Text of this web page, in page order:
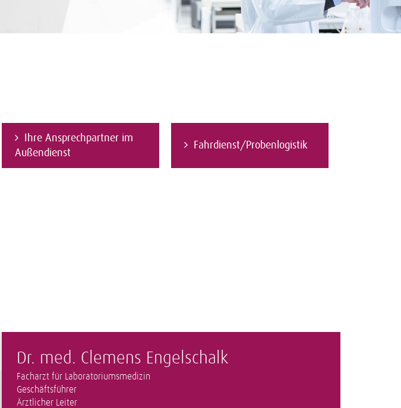
Ihre Ansprechpartner im
Außendienst
Fahrdienst/Probenlogistik
Dr. med. Clemens Engelschalk
Facharzt für Laboratoriumsmedizin
Geschäftsführer
Ärztlicher Leiter